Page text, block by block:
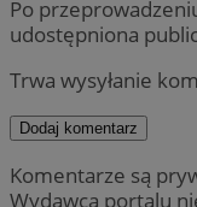
Po
udostępniona
Trwa wysyłanie
Dodaj komentarz
Komentarze są
Wydawca portalu